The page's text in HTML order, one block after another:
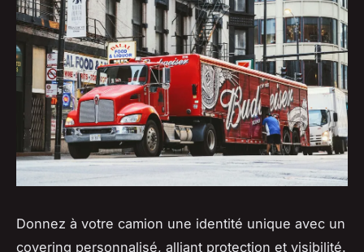
Donnez à votre camion une identité unique avec un
covering personnalisé, alliant protection et visibilité.